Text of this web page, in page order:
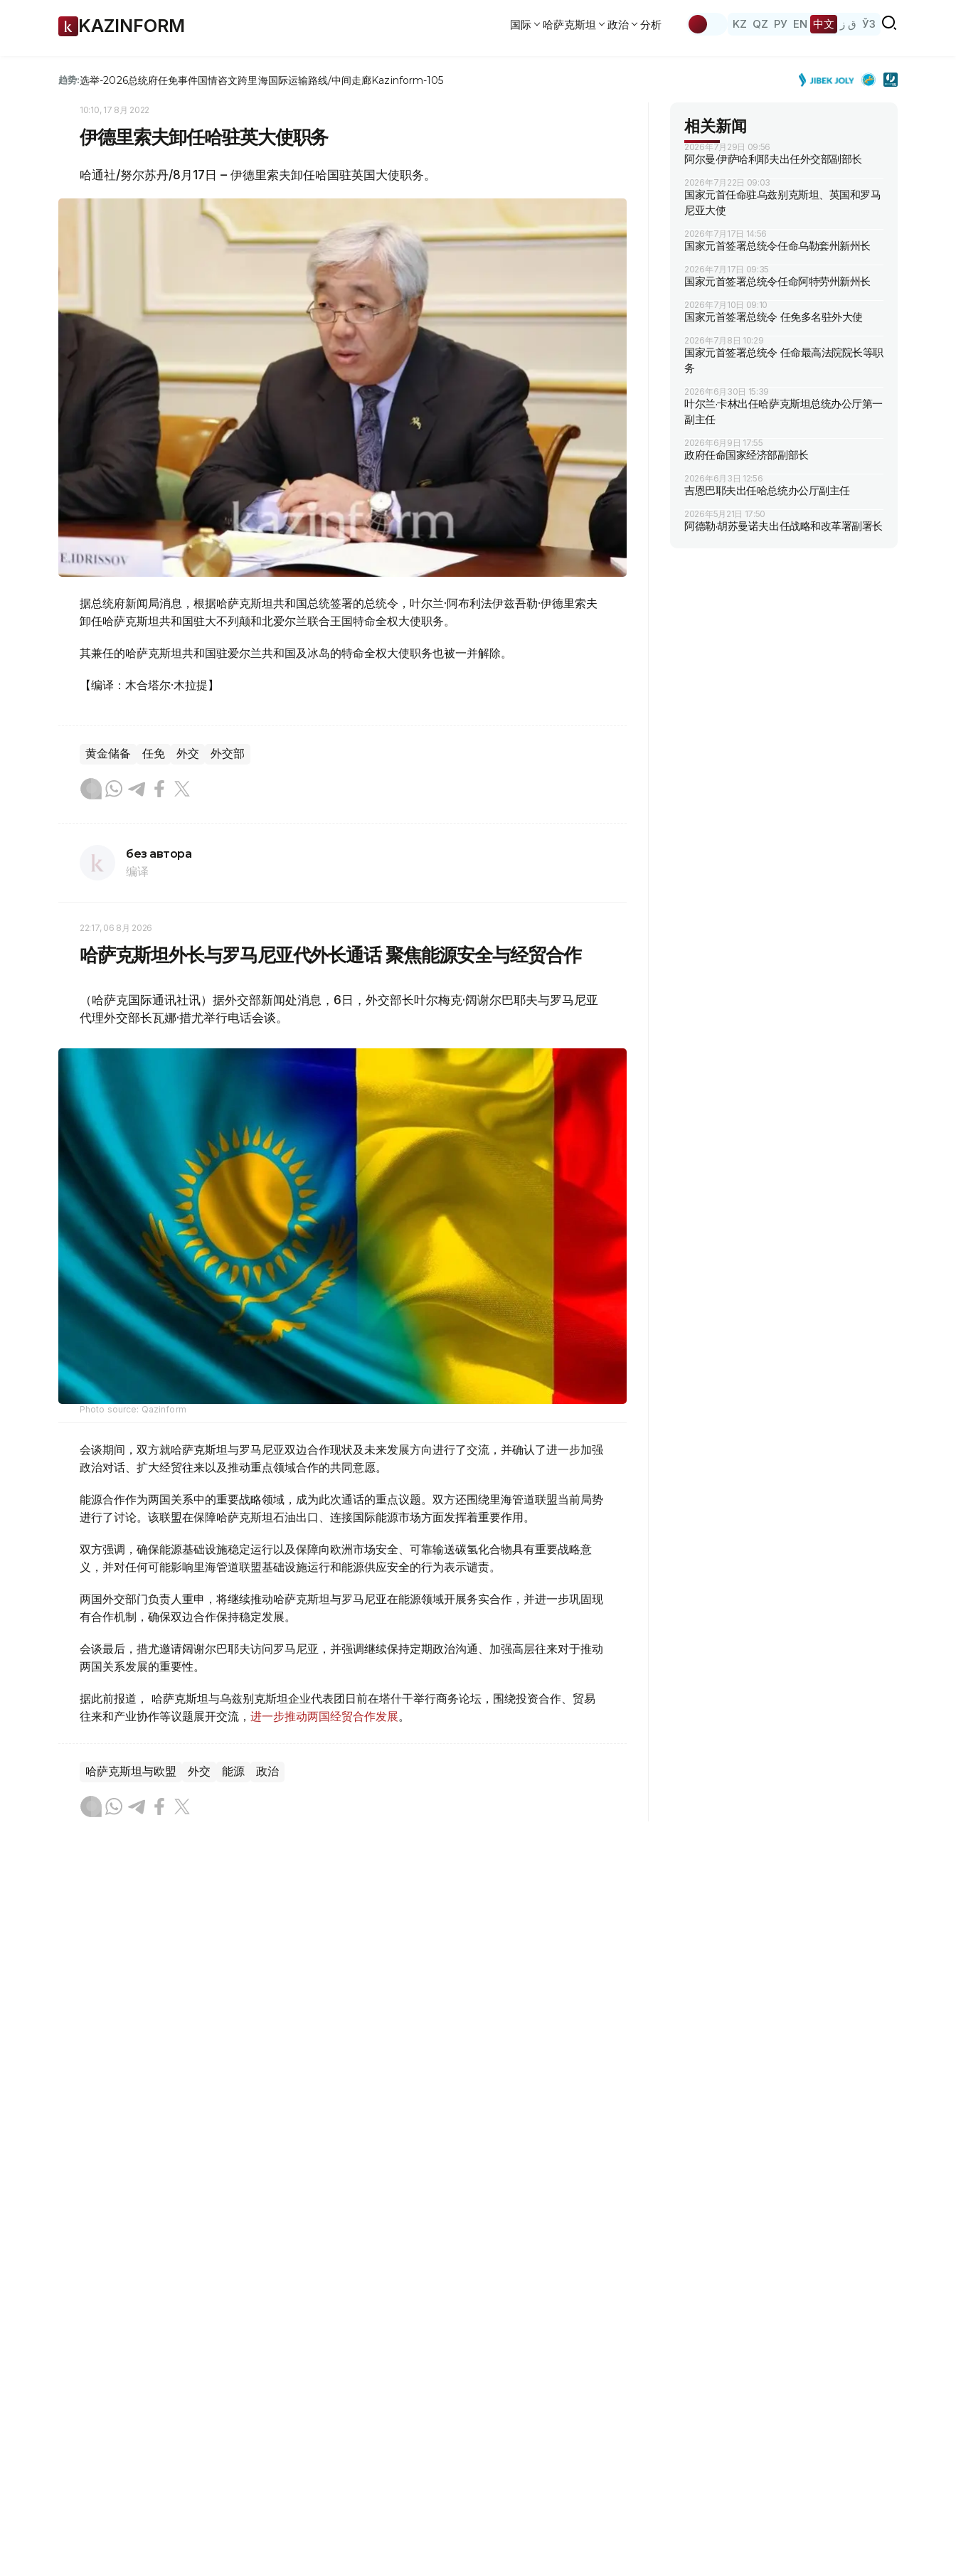
KAZINFORM 国际 哈萨克斯坦 政治 分析 KZ QZ РУ EN 中文 ق ز ЎЗ
趋势:选举-2026总统府任免事件国情咨文跨里海国际运输路线/中间走廊Kazinform-105
10:10, 17 8月 2022
伊德里索夫卸任哈驻英大使职务
哈通社/努尔苏丹/8月17日 – 伊德里索夫卸任哈国驻英国大使职务。
据总统府新闻局消息，根据哈萨克斯坦共和国总统签署的总统令，叶尔兰·阿布利法伊兹吾勒·伊德里索夫
卸任哈萨克斯坦共和国驻大不列颠和北爱尔兰联合王国特命全权大使职务。
其兼任的哈萨克斯坦共和国驻爱尔兰共和国及冰岛的特命全权大使职务也被一并解除。
【编译：木合塔尔·木拉提】
黄金储备 任免 外交 外交部
без автора
编译
22:17, 06 8月 2026
哈萨克斯坦外长与罗马尼亚代外长通话 聚焦能源安全与经贸合作
（哈萨克国际通讯社讯）据外交部新闻处消息，6日，外交部长叶尔梅克·阔谢尔巴耶夫与罗马尼亚
代理外交部长瓦娜·措尤举行电话会谈。
Photo source: Qazinform
会谈期间，双方就哈萨克斯坦与罗马尼亚双边合作现状及未来发展方向进行了交流，并确认了进一步加强
政治对话、扩大经贸往来以及推动重点领域合作的共同意愿。
能源合作作为两国关系中的重要战略领域，成为此次通话的重点议题。双方还围绕里海管道联盟当前局势
进行了讨论。该联盟在保障哈萨克斯坦石油出口、连接国际能源市场方面发挥着重要作用。
双方强调，确保能源基础设施稳定运行以及保障向欧洲市场安全、可靠输送碳氢化合物具有重要战略意
义，并对任何可能影响里海管道联盟基础设施运行和能源供应安全的行为表示谴责。
两国外交部门负责人重申，将继续推动哈萨克斯坦与罗马尼亚在能源领域开展务实合作，并进一步巩固现
有合作机制，确保双边合作保持稳定发展。
会谈最后，措尤邀请阔谢尔巴耶夫访问罗马尼亚，并强调继续保持定期政治沟通、加强高层往来对于推动
两国关系发展的重要性。
据此前报道， 哈萨克斯坦与乌兹别克斯坦企业代表团日前在塔什干举行商务论坛，围绕投资合作、贸易
往来和产业协作等议题展开交流， 进一步推动两国经贸合作发展。
哈萨克斯坦与欧盟 外交 能源 政治
相关新闻
2026年7月29日 09:56
阿尔曼·伊萨哈利耶夫出任外交部副部长
2026年7月22日 09:03
国家元首任命驻乌兹别克斯坦、英国和罗马
尼亚大使
2026年7月17日 14:56
国家元首签署总统令任命乌勒套州新州长
2026年7月17日 09:35
国家元首签署总统令任命阿特劳州新州长
2026年7月10日 09:10
国家元首签署总统令 任免多名驻外大使
2026年7月8日 10:29
国家元首签署总统令 任命最高法院院长等职
务
2026年6月30日 15:39
叶尔兰·卡林出任哈萨克斯坦总统办公厅第一
副主任
2026年6月9日 17:55
政府任命国家经济部副部长
2026年6月3日 12:56
吉恩巴耶夫出任哈总统办公厅副主任
2026年5月21日 17:50
阿德勒·胡苏曼诺夫出任战略和改革署副署长